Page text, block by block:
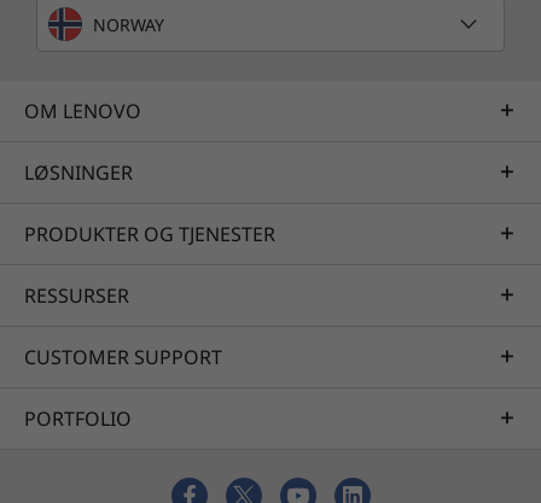
NORWAY
OM LENOVO
LØSNINGER
PRODUKTER OG TJENESTER
RESSURSER
CUSTOMER SUPPORT
PORTFOLIO